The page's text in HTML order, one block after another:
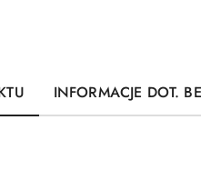
INFORMACJE DOT.